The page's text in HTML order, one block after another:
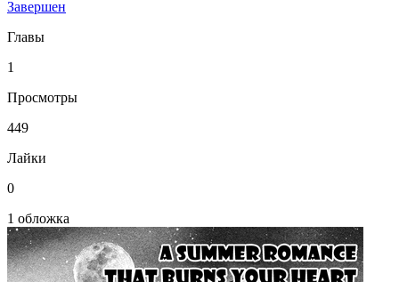
Завершен
Главы
1
Просмотры
449
Лайки
0
1 обложка